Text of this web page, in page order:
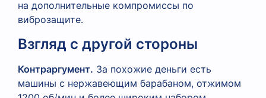
на дополнительные компромиссы по
виброзащите.
Взгляд с другой стороны
Контраргумент. За похожие деньги есть
машины с нержавеющим барабаном, отжимом